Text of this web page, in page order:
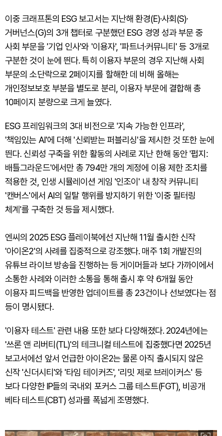
이중 크래프톤의 ESG 보고서는 지난해 환경(E)·사회(S)·
거버넌스(G)의 3개 챕터로 구분했던 ESG 경영 성과 부문 중
사회 부문을 '기업 인사'와 '이용자', '파트너·커뮤니티' 등 3개로
구분한 것이 눈에 띈다. 특히 이용자 부문의 경우 지난해 사회
부문의 소단락으로 2페이지를 할해한 데 비해 올해는
개인정보보호 부분을 별도로 분리, 이용자 부문에 결합해 총
10페이지 분량으로 크게 늘였다.
ESG 프레임워크의 3대 비전으로 '지속 가능한 인프라',
'책임있는 AI'에 더해 '신뢰받는 퍼블리싱'을 제시한 것 또한 눈에
띈다. 신뢰성 구축을 위한 활동의 사례로 지난 한해 동안 '펍지:
배틀그라운드'에서만 총 794만 개의 계정에 이용 제한 조치를
적용한 것, 인생 시뮬레이션 게임 '인조이' 내 창작 커뮤니티
'캔버스'에서 AI의 일탈 행위를 방지하기 위한 '이중 필터링
체계'를 구축한 것 등을 제시했다.
엔씨의 2025 ESG 플레이북에선 지난해 11월 출시한 신작
'아이온2'의 사례를 집중적으로 강조했다. 매주 1회 개발진의
유튜브 라이브 방송을 진행하는 등 게이머들과 보다 가까이에서
소통한 사례와 이러한 소통을 통해 출시 후 약 6개월 동안
이용자 피드백을 반영한 업데이트를 총 23건이나 선보였다는 점
등이 명시됐다.
'이용자 테스트' 관련 내용 또한 보다 다양해졌다. 2024년에는
'쓰론 앤 리버티(TL)'의 테크니컬 테스트에 집중했다면 2025년
보고서에선 앞서 언급한 아이온2는 물론 아직 출시되지 않은
신작 '신더시티'와 '타임 테이커즈', '리밋 제로 브레이커스' 등
보다 다양한 IP들의 국내외 포커스 그룹 테스트(FGT), 비공개
베타 테스트(CBT) 성과를 폭넓게 조명했다.